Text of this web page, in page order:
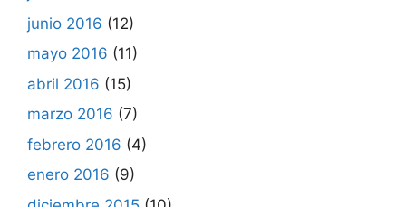
junio 2016 (12)
mayo 2016 (11)
abril 2016 (15)
marzo 2016 (7)
febrero 2016 (4)
enero 2016 (9)